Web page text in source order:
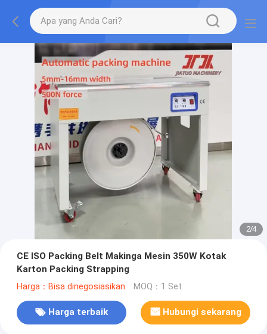
2/4
CE ISO Packing Belt Makinga Mesin 350W Kotak
Karton Packing Strapping
Harga：Bisa dinegosiasikan MOQ：1 Set
Harga terbaik Hubungi sekarang